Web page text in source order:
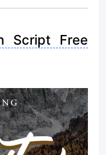
Script Free